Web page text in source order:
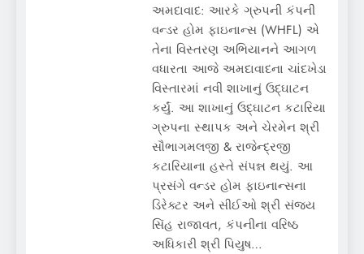
અમદાવાદ: આરકે ગ્રુપની કંપની
વન્ડર હોમ ફાઇનાન્સ (WHFL) એ
તેના વિસ્તરણ અભિયાનને આગળ
વધારતા આજે અમદાવાદના ચાંદખેડા
વિસ્તારમાં નવી શાખાનું ઉદ્ઘાટન
કર્યું. આ શાખાનું ઉદ્ઘાટન કટારિયા
ગ્રુપના સ્થાપક અને ચેરમેન શ્રી
સૌભાગમલજી & રાજેન્દ્રજી
કટારિયાના હસ્તે સંપન્ન થયું. આ
પ્રસંગે વન્ડર હોમ ફાઇનાન્સના
ડિરેક્ટર અને સીઈઓ શ્રી સંજય
સિંહ રાજાવત, કંપનીના વરિષ્ઠ
અધિકારી શ્રી પિયુષ…